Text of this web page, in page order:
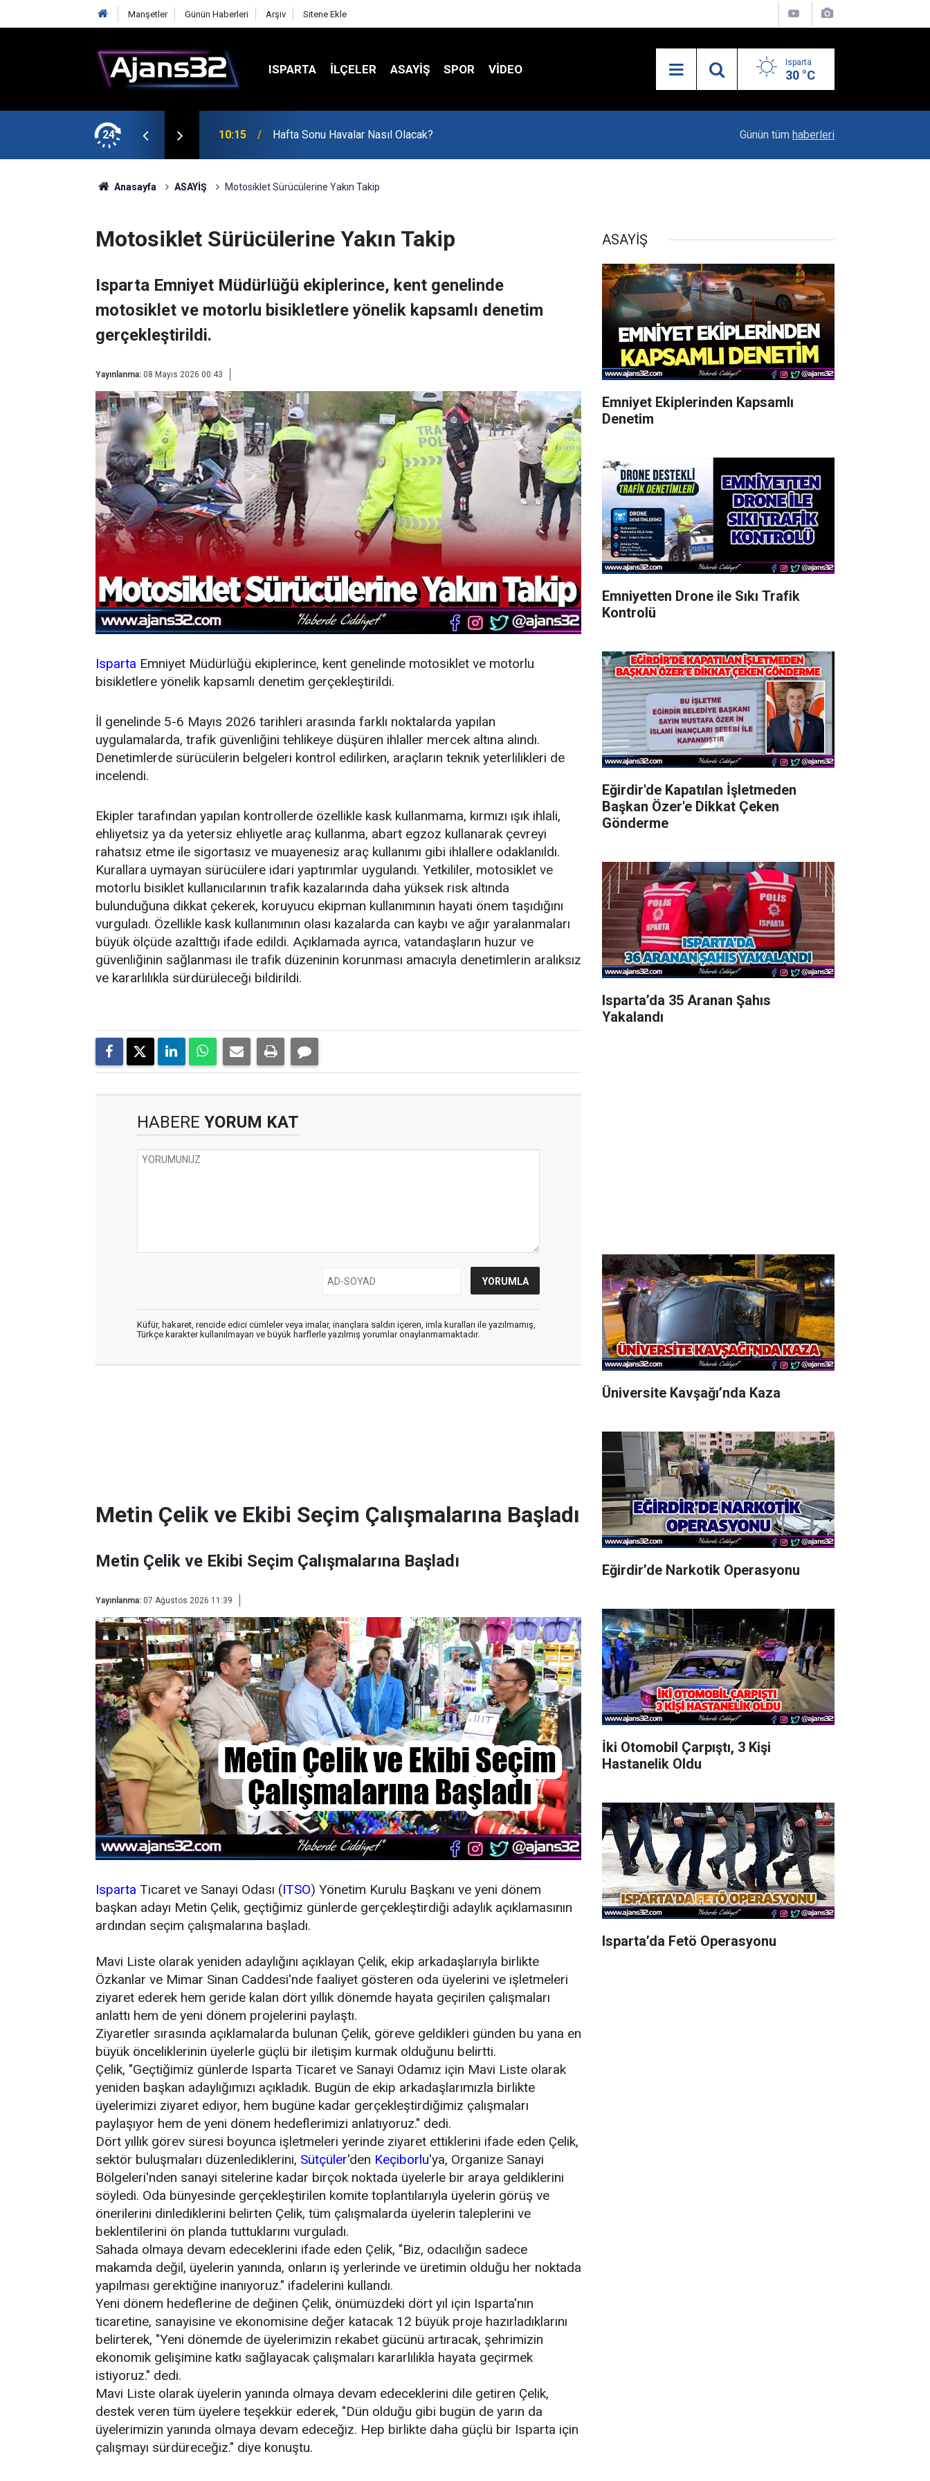
Manşetler Günün Haberleri Arşiv Sitene Ekle
ISPARTA İLÇELER ASAYİŞ SPOR VIDEO Isparta
30 °C
24 10:15 Hafta Sonu Havalar Nasıl Olacak? Kaya Ailesinin Mutluluğu: Yağız Ata Dünyaya
Günün tüm haberleri
Anasayfa ASAYİŞ Motosiklet Sürücülerine Yakın Takip
Motosiklet Sürücülerine Yakın Takip
Isparta Emniyet Müdürlüğü ekiplerince, kent genelinde
motosiklet ve motorlu bisikletlere yönelik kapsamlı denetim
gerçekleştirildi.
Yayınlanma: 08 Mayıs 2026 00:43
Isparta Emniyet Müdürlüğü ekiplerince, kent genelinde motosiklet ve motorlu
bisikletlere yönelik kapsamlı denetim gerçekleştirildi.
İl genelinde 5-6 Mayıs 2026 tarihleri arasında farklı noktalarda yapılan
uygulamalarda, trafik güvenliğini tehlikeye düşüren ihlaller mercek altına alındı.
Denetimlerde sürücülerin belgeleri kontrol edilirken, araçların teknik yeterlilikleri de
incelendi.
Ekipler tarafından yapılan kontrollerde özellikle kask kullanmama, kırmızı ışık ihlali,
ehliyetsiz ya da yetersiz ehliyetle araç kullanma, abart egzoz kullanarak çevreyi
rahatsız etme ile sigortasız ve muayenesiz araç kullanımı gibi ihlallere odaklanıldı.
Kurallara uymayan sürücülere idari yaptırımlar uygulandı. Yetkililer, motosiklet ve
motorlu bisiklet kullanıcılarının trafik kazalarında daha yüksek risk altında
bulunduğuna dikkat çekerek, koruyucu ekipman kullanımının hayati önem taşıdığını
vurguladı. Özellikle kask kullanımının olası kazalarda can kaybı ve ağır yaralanmaları
büyük ölçüde azalttığı ifade edildi. Açıklamada ayrıca, vatandaşların huzur ve
güvenliğinin sağlanması ile trafik düzeninin korunması amacıyla denetimlerin aralıksız
ve kararlılıkla sürdürüleceği bildirildi.
HABERE YORUM KAT
Küfür, hakaret, rencide edici cümleler veya imalar, inançlara saldırı içeren, imla kuralları ile yazılmamış,
Türkçe karakter kullanılmayan ve büyük harflerle yazılmış yorumlar onaylanmamaktadır.
Metin Çelik ve Ekibi Seçim Çalışmalarına Başladı
Metin Çelik ve Ekibi Seçim Çalışmalarına Başladı
Yayınlanma: 07 Ağustos 2026 11:39
Isparta Ticaret ve Sanayi Odası (ITSO) Yönetim Kurulu Başkanı ve yeni dönem
başkan adayı Metin Çelik, geçtiğimiz günlerde gerçekleştirdiği adaylık açıklamasının
ardından seçim çalışmalarına başladı.
Mavi Liste olarak yeniden adaylığını açıklayan Çelik, ekip arkadaşlarıyla birlikte
Özkanlar ve Mimar Sinan Caddesi'nde faaliyet gösteren oda üyelerini ve işletmeleri
ziyaret ederek hem geride kalan dört yıllık dönemde hayata geçirilen çalışmaları
anlattı hem de yeni dönem projelerini paylaştı.
Ziyaretler sırasında açıklamalarda bulunan Çelik, göreve geldikleri günden bu yana en
büyük önceliklerinin üyelerle güçlü bir iletişim kurmak olduğunu belirtti.
Çelik, "Geçtiğimiz günlerde Isparta Ticaret ve Sanayi Odamız için Mavi Liste olarak
yeniden başkan adaylığımızı açıkladık. Bugün de ekip arkadaşlarımızla birlikte
üyelerimizi ziyaret ediyor, hem bugüne kadar gerçekleştirdiğimiz çalışmaları
paylaşıyor hem de yeni dönem hedeflerimizi anlatıyoruz." dedi.
Dört yıllık görev süresi boyunca işletmeleri yerinde ziyaret ettiklerini ifade eden Çelik,
sektör buluşmaları düzenlediklerini, Sütçüler'den Keçiborlu'ya, Organize Sanayi
Bölgeleri'nden sanayi sitelerine kadar birçok noktada üyelerle bir araya geldiklerini
söyledi. Oda bünyesinde gerçekleştirilen komite toplantılarıyla üyelerin görüş ve
önerilerini dinlediklerini belirten Çelik, tüm çalışmalarda üyelerin taleplerini ve
beklentilerini ön planda tuttuklarını vurguladı.
Sahada olmaya devam edeceklerini ifade eden Çelik, "Biz, odacılığın sadece
makamda değil, üyelerin yanında, onların iş yerlerinde ve üretimin olduğu her noktada
yapılması gerektiğine inanıyoruz." ifadelerini kullandı.
Yeni dönem hedeflerine de değinen Çelik, önümüzdeki dört yıl için Isparta'nın
ticaretine, sanayisine ve ekonomisine değer katacak 12 büyük proje hazırladıklarını
belirterek, "Yeni dönemde de üyelerimizin rekabet gücünü artıracak, şehrimizin
ekonomik gelişimine katkı sağlayacak çalışmaları kararlılıkla hayata geçirmek
istiyoruz." dedi.
Mavi Liste olarak üyelerin yanında olmaya devam edeceklerini dile getiren Çelik,
destek veren tüm üyelere teşekkür ederek, "Dün olduğu gibi bugün de yarın da
üyelerimizin yanında olmaya devam edeceğiz. Hep birlikte daha güçlü bir Isparta için
çalışmayı sürdüreceğiz." diye konuştu.
ASAYİŞ
Emniyet Ekiplerinden Kapsamlı
Denetim
Emniyetten Drone ile Sıkı Trafik
Kontrolü
Eğirdir'de Kapatılan İşletmeden
Başkan Özer'e Dikkat Çeken
Gönderme
Isparta’da 35 Aranan Şahıs
Yakalandı
Üniversite Kavşağı’nda Kaza
Eğirdir’de Narkotik Operasyonu
İki Otomobil Çarpıştı, 3 Kişi
Hastanelik Oldu
Isparta’da Fetö Operasyonu